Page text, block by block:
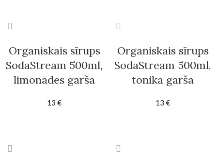
Organiskais sīrups
SodaStream 500ml,
limonādes garša
13 €
Organiskais sīrups
SodaStream 500ml,
tonika garša
13 €